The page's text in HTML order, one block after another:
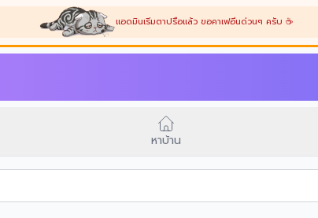
แอดมินเริ่มตาปรือแล้ว ขอคาเฟอีนด่วนๆ ครับ ☕
หาบ้าน